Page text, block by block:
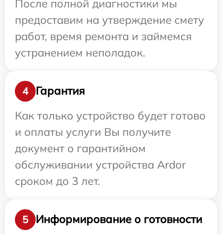
После полной диагностики мы
предоставим на утверждение смету
работ, время ремонта и займемся
устранением неполадок.
4
Гарантия
Как только устройство будет готово
и оплаты услуги Вы получите
документ о гарантийном
обслуживании устройства Ardor
сроком до 3 лет.
5
Информирование о готовности